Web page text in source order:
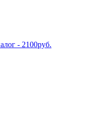
- 2100руб.